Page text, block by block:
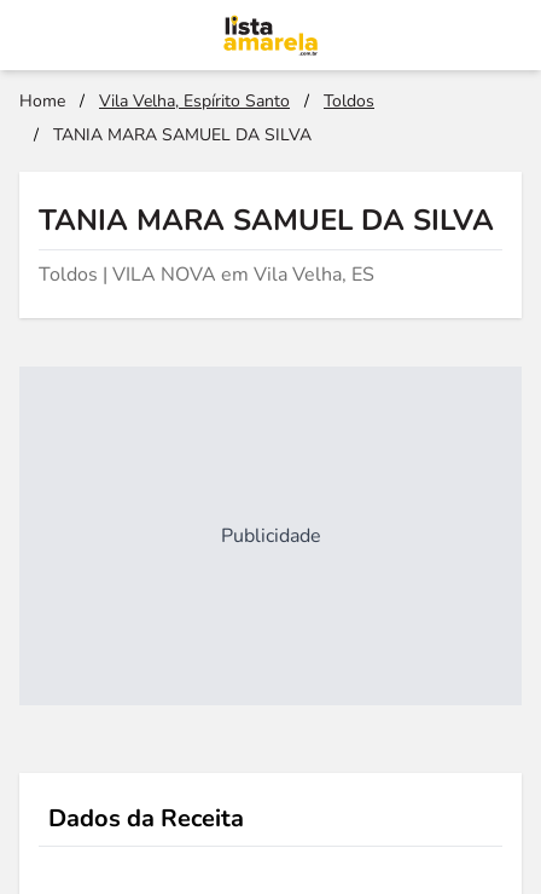
Home / Vila Velha, Espírito Santo /
Toldos
/
TANIA MARA SAMUEL DA SILVA
TANIA MARA SAMUEL DA SILVA
Toldos | VILA NOVA em Vila Velha, ES
Publicidade
Dados da Receita